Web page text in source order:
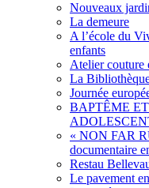
Nouveaux
La demeure
A l’école du
enfants
Atelier couture
La
Journée
BAPTÊME
« NON FAR
documentaire
Restau
Le pavement